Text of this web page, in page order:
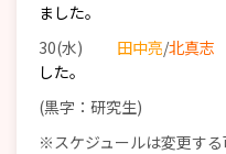
ました。
30(水) 田中亮/北真
した。
(黒字：研究生)
※スケジュールは変更する